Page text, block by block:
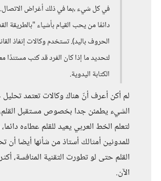
في كل شيء ،بما في ذلك أغراض
دائمًا من يحب القيام بأشياء "بالطريقة
الحروف باليد). تستخدم وكالات إنفاذ
لتحديد ما إذا كان الفرد قد كتب مستندًا
الكتابة اليدوية.
لم أكن أعرف أنّ هناك وكالات تعتمد تحليل
الشيء يطمئن جدا بخصوص مستقبل القلم،
لتعلم الخط العربي يعيد للقلم عطاءه دائما،
للمدونين أمثالك أستاذ من شأنها أيضا
القلم حتى لو تطورت التقنية المنافسة،
الآن.